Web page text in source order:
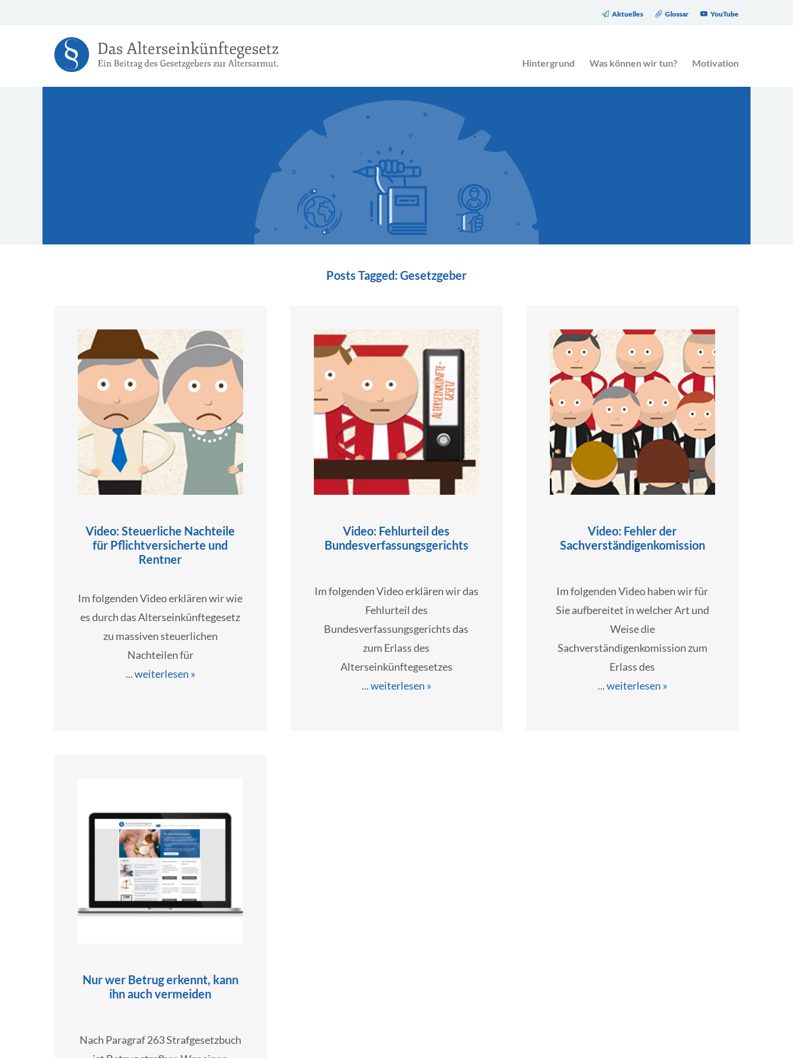
YouTube
Glossar
Aktuelles
Hintergrund Was können wir tun? Motivation
Posts Tagged:Gesetzgeber
Video: Steuerliche Nachteile
für Pflichtversicherte und
Rentner
Im folgenden Video erklären wir wie
es durch das Alterseinkünftegesetz
zu massiven steuerlichen
Nachteilen für
...weiterlesen »
Video: Fehlurteil des
Bundesverfassungsgerichts
Im folgenden Video erklären wir das
Fehlurteil des
Bundesverfassungsgerichts das
zum Erlass des
Alterseinkünftegesetzes
...weiterlesen »
Video: Fehler der
Sachverständigenkomission
Im folgenden Video haben wir für
Sie aufbereitet in welcher Art und
Weise die
Sachverständigenkomission zum
Erlass des
...weiterlesen »
Nur wer Betrug erkennt, kann
ihn auch vermeiden
Nach Paragraf 263 Strafgesetzbuch